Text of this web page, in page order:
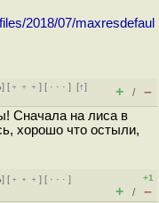
2018/07/maxresdefaul
] [ ﹢﹢﹢] [ · · ·][↑]
+ / –
Сначала на лиса в
хорошо что остыли,
] [ ﹢﹢﹢] [ · · ·]
+1
+ / –